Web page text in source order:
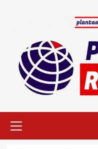
Menu